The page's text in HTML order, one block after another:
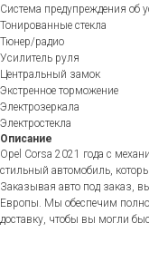
Система предупреждения об
Тонированные стекла
Тюнер/радио
Усилитель руля
Центральный замок
Экстренное торможение
Электрозеркала
Электростекла
Описание
Opel Corsa 2021 года с
стильный автомобиль,
Заказывая авто под заказ,
Европы. Мы обеспечим
доставку, чтобы вы могли